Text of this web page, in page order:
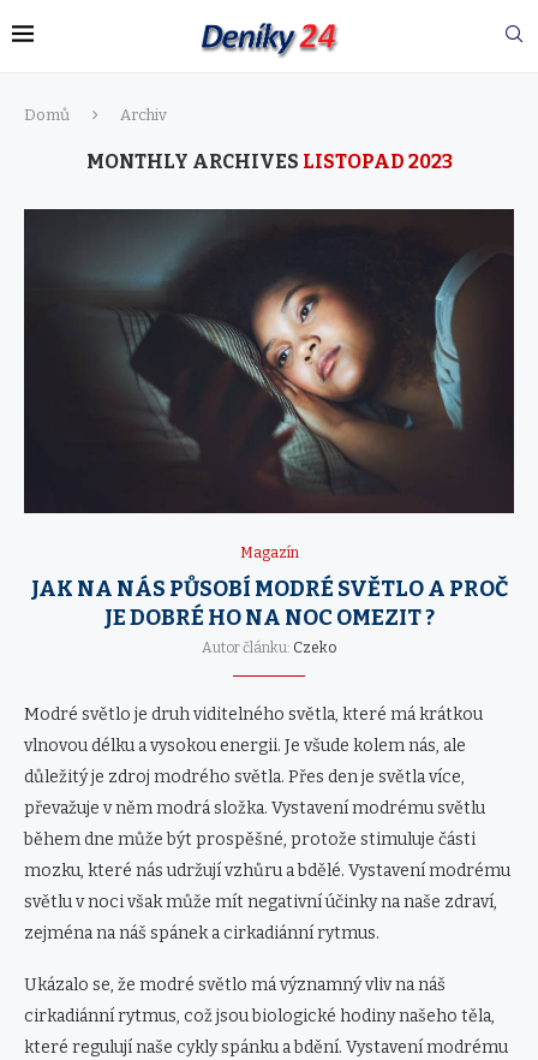
Domů Archiv
MONTHLY ARCHIVES LISTOPAD 2023
Magazín
JAK NA NÁS PŮSOBÍ MODRÉ SVĚTLO A PROČ
JE DOBRÉ HO NA NOC OMEZIT ?
Autor článku: Czeko
Modré světlo je druh viditelného světla, které má krátkou
vlnovou délku a vysokou energii. Je všude kolem nás, ale
důležitý je zdroj modrého světla. Přes den je světla více,
převažuje v něm modrá složka. Vystavení modrému světlu
během dne může být prospěšné, protože stimuluje části
mozku, které nás udržují vzhůru a bdělé. Vystavení modrému
světlu v noci však může mít negativní účinky na naše zdraví,
zejména na náš spánek a cirkadiánní rytmus.
Ukázalo se, že modré světlo má významný vliv na náš
cirkadiánní rytmus, což jsou biologické hodiny našeho těla,
které regulují naše cykly spánku a bdění. Vystavení modrému